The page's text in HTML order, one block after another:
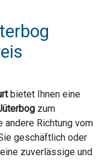
bietet Ihnen eine
zum
andere Richtung vom
geschäftlich oder
zuverlässige und